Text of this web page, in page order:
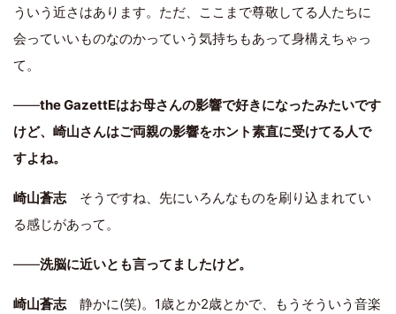
ういう近さはあります。ただ、ここまで尊敬してる人たちに
会っていいものなのかっていう気持ちもあって身構えちゃっ
て。
――the GazettEはお母さんの影響で好きになったみたいです
けど、崎山さんはご両親の影響をホント素直に受けてる人で
すよね。
崎山蒼志そうですね、先にいろんなものを刷り込まれてい
る感じがあって。
――洗脳に近いとも言ってましたけど。
崎山蒼志静かに(笑)。1歳とか2歳とかで、もうそういう音楽